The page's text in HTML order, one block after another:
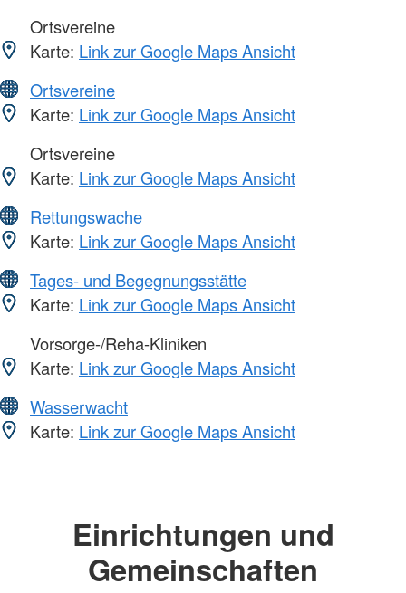
Ortsvereine
Karte: Link zur Google Maps Ansicht
Ortsvereine
Karte: Link zur Google Maps Ansicht
Ortsvereine
Karte: Link zur Google Maps Ansicht
Rettungswache
Karte: Link zur Google Maps Ansicht
Tages- und Begegnungsstätte
Karte: Link zur Google Maps Ansicht
Vorsorge-/Reha-Kliniken
Karte: Link zur Google Maps Ansicht
Wasserwacht
Karte: Link zur Google Maps Ansicht
Einrichtungen und
Gemeinschaften